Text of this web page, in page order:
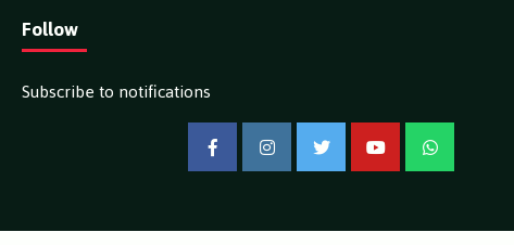
Follow
Subscribe to notifications
FacebookInstagramTwitter YouTubeWhatsApp